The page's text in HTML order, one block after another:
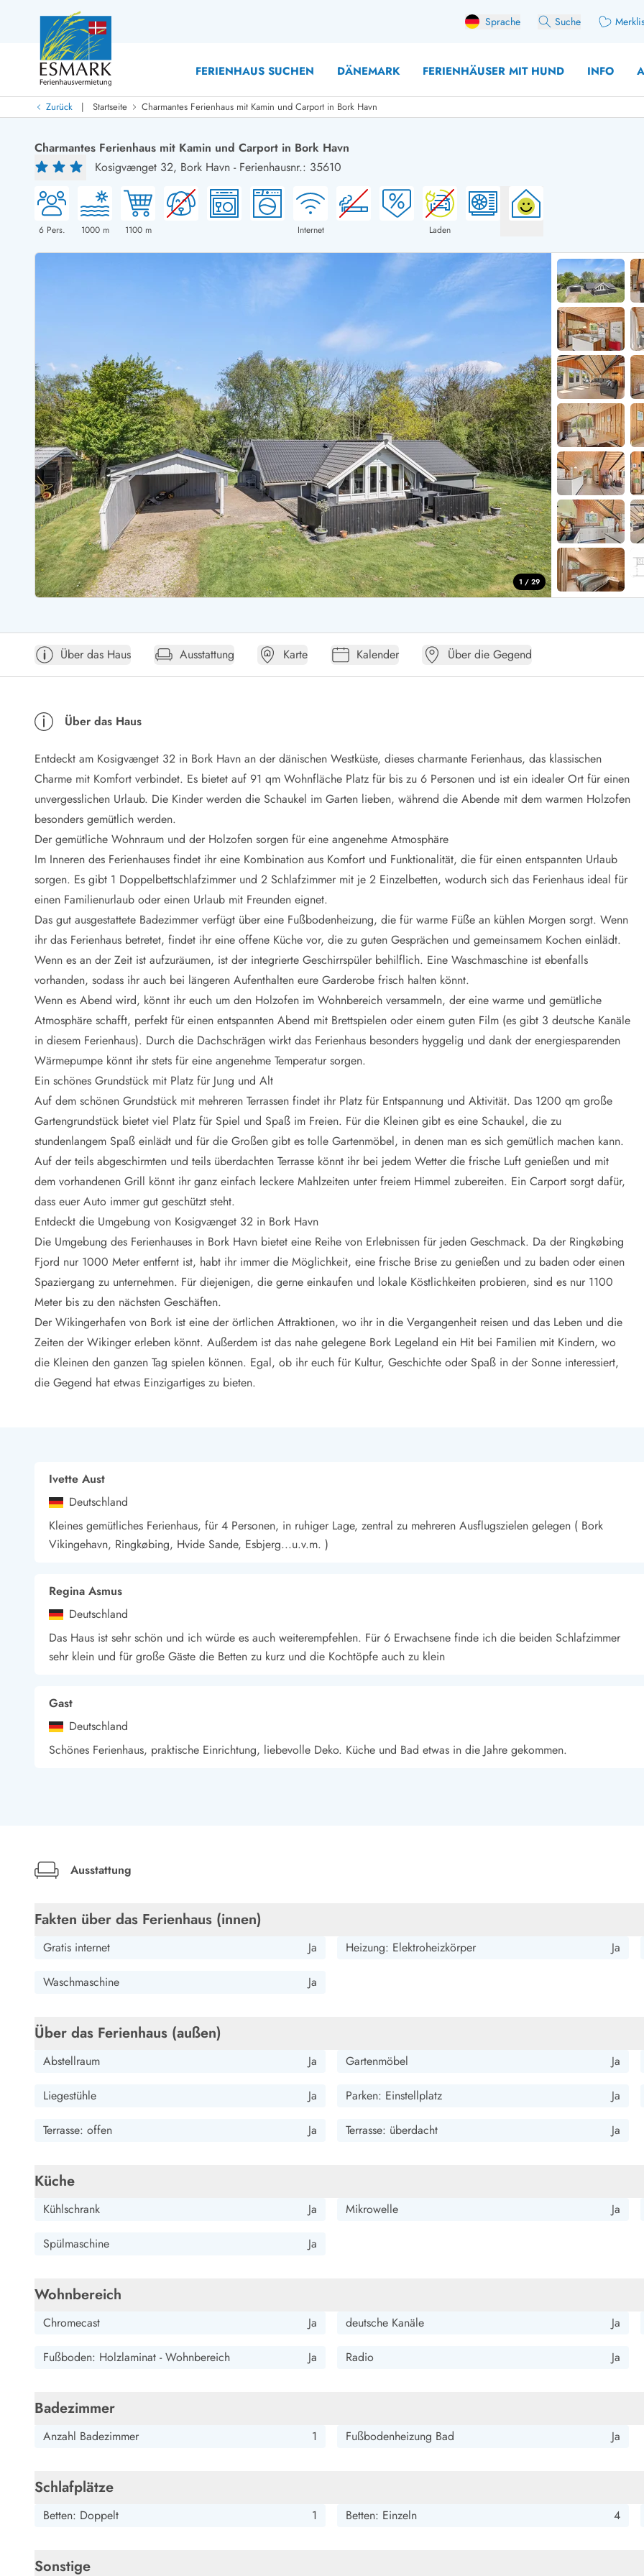
Sprache Suche
FERIENHAUS SUCHEN DÄNEMARK FERIENHÄUSER MIT HUND INFO
Last Minute
Last Minute
Neu bei uns!
Neue Ferienhäuser bei ESMARKFerienhäuser mit PoolFerienhäuser mit Hund
Neurenovierte Ferienhäuser
Ferienhäuser mit Endreinigung inklusive
Ferienhäuser dicht am Strand
Ferienhäuser neu gebaut
Ferienhäuser mit Samstagswechsel
Ferienhäuser mit Sonntagswechsel
Ferienhäuser für Angler
Ferienhäuser mit Aktivitätsraum
Ferienhäuser mit Kaminofen
Ferienhäuser mit Nebensaionrabatt
Ferienhaus für 2 Personen
Ferienhaus für 4 Personen
Ferienhaus für 6 Personen
Ferienhaus für
Ferienhäuser im
Ferienhäuser im
Ferienhäuser im
Ferienhäuser
Ferienhäuser
Ferienhäuser
Ferienhäuser BjerregardFerienhäuser BlavandFerienhäuser Hvide SandeFerienhäuser Sondervig
Ferienhäuser Argab
Ferienhäuser in Arrild
Ferienhäuser Bjerregard
Ferienhäuser Blavand
Ferienhäuser Bork Havn
Ferienhäuser Fjand
Ferienhäuser Fanö
Ferienhäuser Graerup Strand
Ferienhäuser Haurvig
Ferienhäuser Henne Strand
Ferienhäuser Ho
Ferienhäuser Houstrup
Ferienhäuser Houvig
Ferienhäuser auf Holmsland Klit
Ferienhäuser in Holmsland
Ferienhäuser Hvide Sande
Ferienhäuser Jegum
Ferienhäuser Klegod
Ferienhäuser Lodbjerg Hede
Ferienhäuser Nr. Lyngvig
Ferienhäuser in
Ferienhäuser
Ferienhäuser
Ferienhäuser
Ferienhäuser
Ferienhäuser in
Ferienhäuser
Ferienhäuser
Ferienhäuser
Öffnungszeiten
Anreise
Ferienhaus ABC
Häufige Fragen zur Buchung
Verleihservice
Reisescheckliste
Endreinigung
Gutschein
Frühbucher
Mietbedingungen
Reiseführer Dänemark
Tipps für Urlaub in Dänemark
Wetter in Dänemark
Saisonzeiten
Badesicherheit im Meer
Naturschutz
Webcam Dänemark
Ferienhauskatalog
Fotowettbewerb
Vorteile bei uns
Reisecurity
Esmark KidsVIP
Esmark VIP - Partnervorteile und Rabatte
Preisgarantie
Keine Kaution
Gästebewertungen
Gratis WLAN
We love people
Esmark VIP Partnervorteile
Esmark KidsVIP
LEGOLAND® Rabatt
Urlaub mit Kindern
Urlaub mit Hund
Urlaub am Strand
Urlaub in der Natur
Finde Bernstein am Strand
Bowling in Dänemark
Minigolf spielen in Dänemark
Schwimmhallen und Badeländer
Golfen in Dänemark
Fitnesscenter in Dänemark
Reiten in Dänemark
Surfen in Dänemark
Wandern in Dänemark
Wasserski in Dänemark
Segeln in Dänemark
Sehenswürdigkeiten
Kunstmuseen
Kunsthandwerk und Galerien
Kontakt & Öffnungszeiten
Das sagen unsere Gäste
Newsletter
Sponsoren - Esmark unterstützt
Datenschutzerklärung
Zurück | Startseite Charmantes Ferienhaus mit Kamin und Carport in Bork Havn
Charmantes Ferienhaus mit Kamin und Carport in Bork Havn
Kosigvænget 32, Bork Havn - Ferienhausnr.: 35610
6Pers. 1000m 1100m Internet Laden
1 / 29
Über das Haus Ausstattung Karte Kalender Über die Gegend
Über das Haus
Entdeckt am Kosigvænget 32 in Bork Havn an der dänischen Westküste, dieses charmante Ferienhaus, das klassischen
Charme mit Komfort verbindet. Es bietet auf 91 qm Wohnfläche Platz für bis zu 6 Personen und ist ein idealer Ort für einen
unvergesslichen Urlaub. Die Kinder werden die Schaukel im Garten lieben, während die Abende mit dem warmen Holzofen
besonders gemütlich werden.
Der gemütliche Wohnraum und der Holzofen sorgen für eine angenehme Atmosphäre
Im Inneren des Ferienhauses findet ihr eine Kombination aus Komfort und Funktionalität, die für einen entspannten Urlaub
sorgen. Es gibt 1 Doppelbettschlafzimmer und 2 Schlafzimmer mit je 2 Einzelbetten, wodurch sich das Ferienhaus ideal für
einen Familienurlaub oder einen Urlaub mit Freunden eignet.
Das gut ausgestattete Badezimmer verfügt über eine Fußbodenheizung, die für warme Füße an kühlen Morgen sorgt. Wenn
ihr das Ferienhaus betretet, findet ihr eine offene Küche vor, die zu guten Gesprächen und gemeinsamem Kochen einlädt.
Wenn es an der Zeit ist aufzuräumen, ist der integrierte Geschirrspüler behilflich. Eine Waschmaschine ist ebenfalls
vorhanden, sodass ihr auch bei längeren Aufenthalten eure Garderobe frisch halten könnt.
Wenn es Abend wird, könnt ihr euch um den Holzofen im Wohnbereich versammeln, der eine warme und gemütliche
Atmosphäre schafft, perfekt für einen entspannten Abend mit Brettspielen oder einem guten Film (es gibt 3 deutsche Kanäle
in diesem Ferienhaus). Durch die Dachschrägen wirkt das Ferienhaus besonders hyggelig und dank der energiesparenden
Wärmepumpe könnt ihr stets für eine angenehme Temperatur sorgen.
Ein schönes Grundstück mit Platz für Jung und Alt
Auf dem schönen Grundstück mit mehreren Terrassen findet ihr Platz für Entspannung und Aktivität. Das 1200 qm große
Gartengrundstück bietet viel Platz für Spiel und Spaß im Freien. Für die Kleinen gibt es eine Schaukel, die zu
stundenlangem Spaß einlädt und für die Großen gibt es tolle Gartenmöbel, in denen man es sich gemütlich machen kann.
Auf der teils abgeschirmten und teils überdachten Terrasse könnt ihr bei jedem Wetter die frische Luft genießen und mit
dem vorhandenen Grill könnt ihr ganz einfach leckere Mahlzeiten unter freiem Himmel zubereiten. Ein Carport sorgt dafür,
dass euer Auto immer gut geschützt steht.
Entdeckt die Umgebung von Kosigvænget 32 in Bork Havn
Die Umgebung des Ferienhauses in Bork Havn bietet eine Reihe von Erlebnissen für jeden Geschmack. Da der Ringkøbing
Fjord nur 1000 Meter entfernt ist, habt ihr immer die Möglichkeit, eine frische Brise zu genießen und zu baden oder einen
Spaziergang zu unternehmen. Für diejenigen, die gerne einkaufen und lokale Köstlichkeiten probieren, sind es nur 1100
Meter bis zu den nächsten Geschäften.
Der Wikingerhafen von Bork ist eine der örtlichen Attraktionen, wo ihr in die Vergangenheit reisen und das Leben und die
Zeiten der Wikinger erleben könnt. Außerdem ist das nahe gelegene Bork Legeland ein Hit bei Familien mit Kindern, wo
die Kleinen den ganzen Tag spielen können. Egal, ob ihr euch für Kultur, Geschichte oder Spaß in der Sonne interessiert,
die Gegend hat etwas Einzigartiges zu bieten.
Ivette Aust
Deutschland
Kleines gemütliches Ferienhaus, für 4 Personen, in ruhiger Lage, zentral zu mehreren Ausflugszielen gelegen ( Bork
Vikingehavn, Ringkøbing, Hvide Sande, Esbjerg...u.v.m. )
Regina Asmus
Deutschland
Das Haus ist sehr schön und ich würde es auch weiterempfehlen. Für 6 Erwachsene finde ich die beiden Schlafzimmer
sehr klein und für große Gäste die Betten zu kurz und die Kochtöpfe auch zu klein
Gast
Deutschland
Schönes Ferienhaus, praktische Einrichtung, liebevolle Deko. Küche und Bad etwas in die Jahre gekommen.
Ausstattung
Fakten über das Ferienhaus (innen)
Gratis internet Ja Heizung: Elektroheizkörper Ja
Waschmaschine Ja
Über das Ferienhaus (außen)
Abstellraum Ja Gartenmöbel Ja
Liegestühle Ja Parken: Einstellplatz Ja
Terrasse: offen Ja Terrasse: überdacht Ja
Küche
Kühlschrank Ja Mikrowelle Ja
Spülmaschine Ja
Wohnbereich
Chromecast Ja deutsche Kanäle Ja
Fußboden: Holzlaminat - Wohnbereich Ja Radio Ja
Badezimmer
Anzahl Badezimmer 1 Fußbodenheizung Bad Ja
Schlafplätze
Betten: Doppelt 1 Betten: Einzeln 4
Sonstige